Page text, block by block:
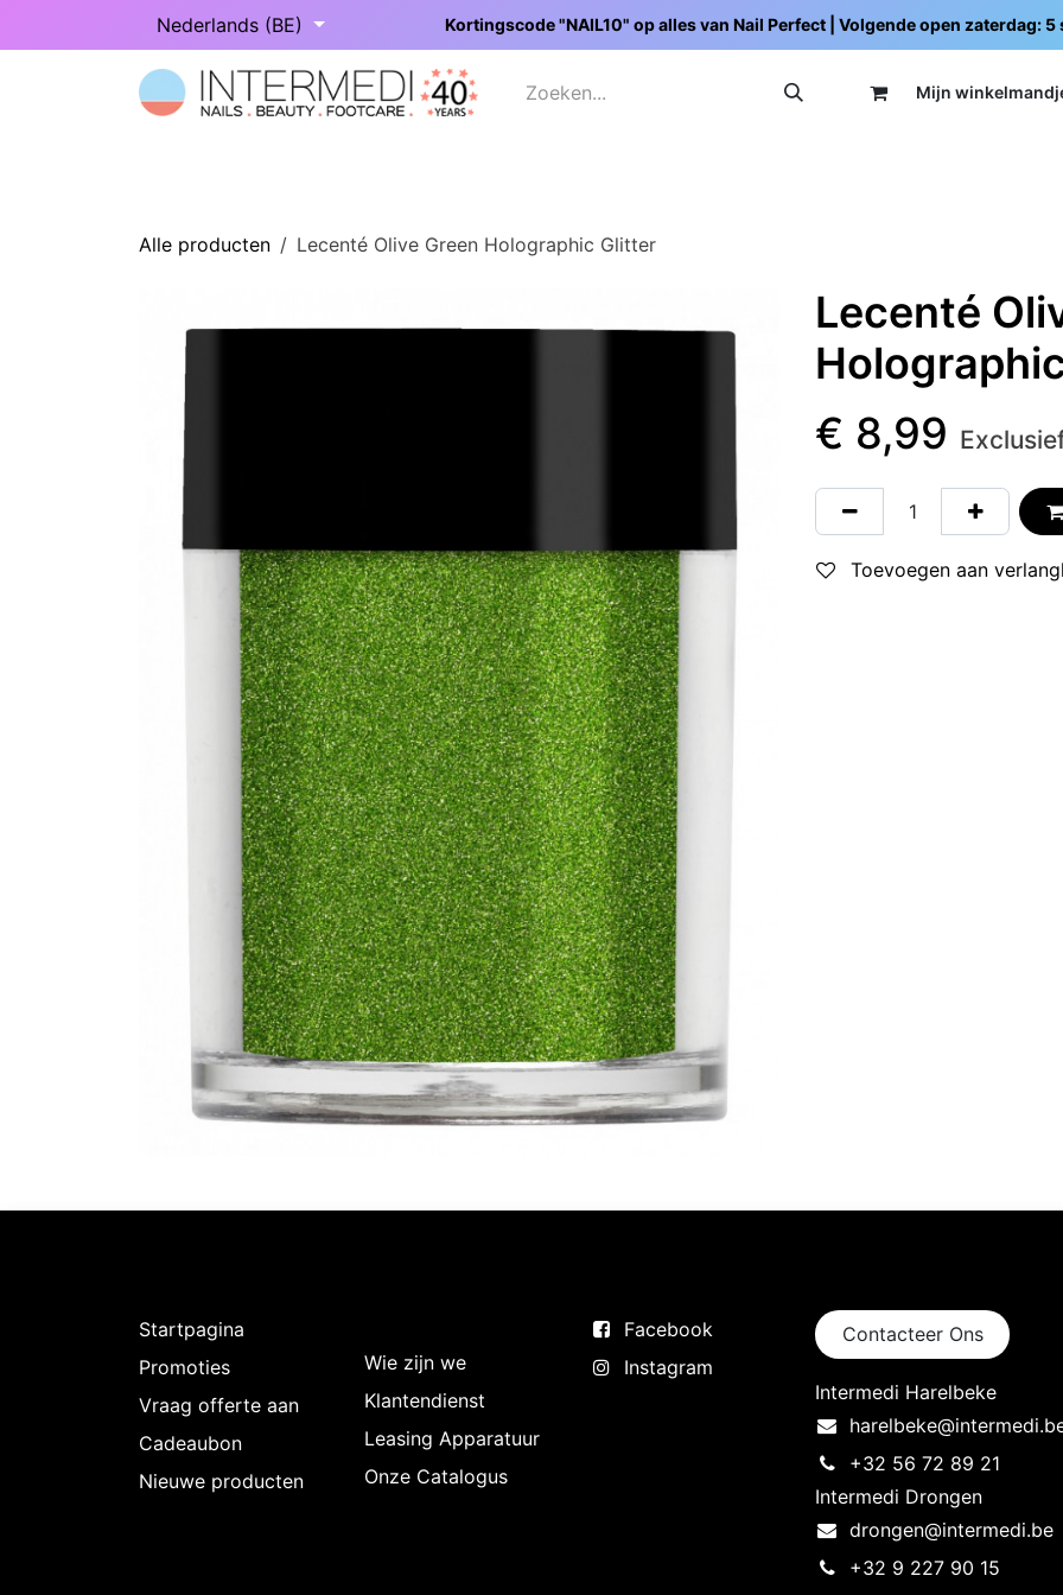
Overslaan naar inhoudNederlands (BE) Kortingscode "NAIL10" op alles van Nail Perfect | Volgende open zaterdag:
Mijn wi
Alle producten Lecenté Olive Green Holographic Glitter
Lecenté
€ 8,99
Toevoegen aan
Startpagina
Promoties
Vraag offerte aan
Cadeaubon
Nieuwe producten
Wie zijn we
Klantendienst
Leasing Apparatuur
Onze Catalogus
Facebook
Instagram
Contacteer Ons
Intermedi Harelbeke
+32 56 72 89 21
Intermedi Drongen
drongen@intermedi.be
+32 9 227 90 15